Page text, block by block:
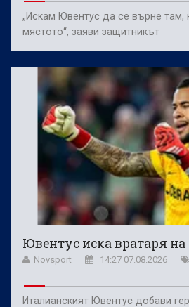
„Искам Ювентус да се върне там,
мястото“, заяви защитникът
Ювентус иска вратаря
Novsport 14:27 07.08.2026
Италианският Ювентус добави